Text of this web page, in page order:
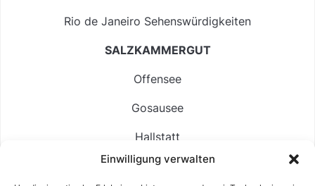
Einwilligung verwalten
Rio de Janeiro Sehenswürdigkeiten
SALZKAMMERGUT
Offensee
Gosausee
Hallstatt
Langbathsee